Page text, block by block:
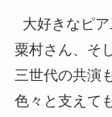
大好きなピ
粟村さん、そ
三世代の共演
色々と支えて